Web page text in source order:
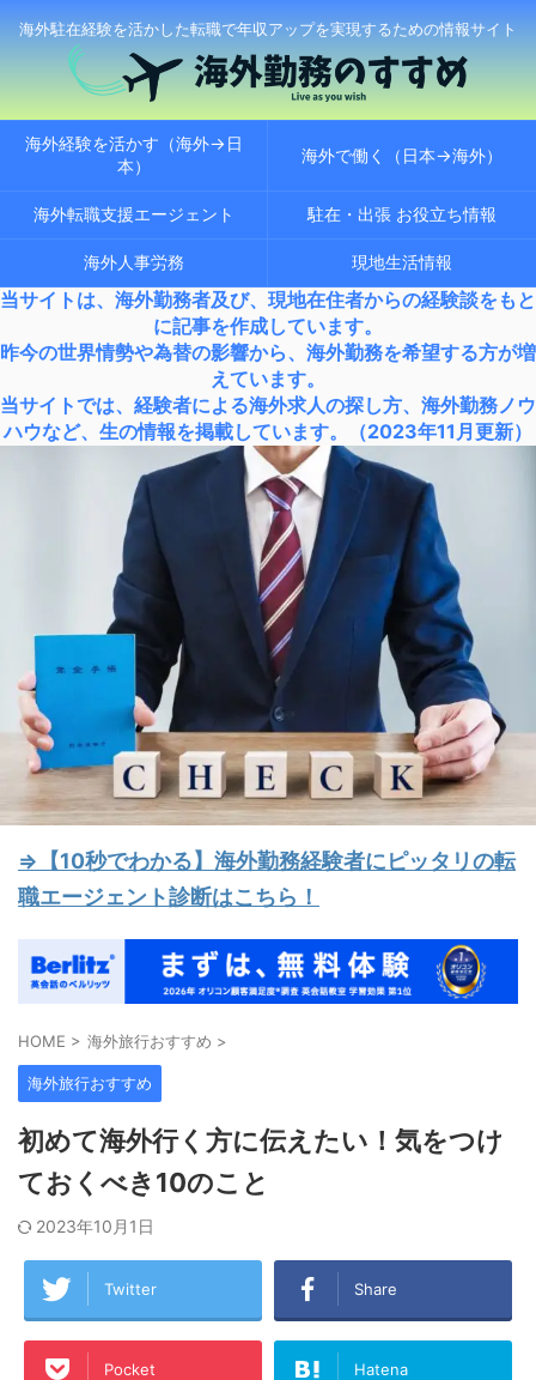
海外駐在経験を活かした転職で年収アップを実現するための情報サイト
海外経験を活かす（海外→日
本）
海外で働く（日本→海外）
海外転職支援エージェント 駐在・出張 お役立ち情報
海外人事労務 現地生活情報
当サイトは、海外勤務者及び、現地在住者からの経験談をもと
に記事を作成しています。
昨今の世界情勢や為替の影響から、海外勤務を希望する方が増
えています。
当サイトでは、経験者による海外求人の探し方、海外勤務ノウ
ハウなど、生の情報を掲載しています。（2023年11月更新）
⇒【10秒でわかる】海外勤務経験者にピッタリの転
職エージェント診断はこちら！
HOME > 海外旅行おすすめ >
海外旅行おすすめ
初めて海外行く方に伝えたい！気をつけ
ておくべき10のこと
2023年10月1日
Twitter Share
Pocket Hatena